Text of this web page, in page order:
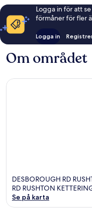
Logga in för att
förmåner för fler
Logga in
Om området
DESBOROUGH RD
RD RUSHTON
Se på karta